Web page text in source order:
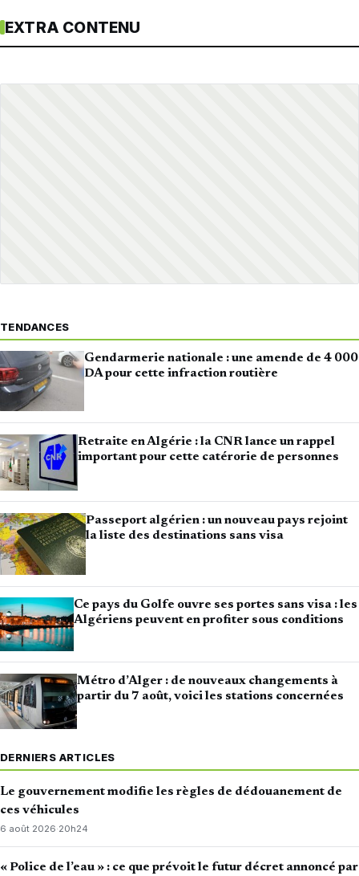
EXTRA CONTENU
TENDANCES
Gendarmerie nationale : une amende de 4 000
DA pour cette infraction routière
Retraite en Algérie : la CNR lance un rappel
important pour cette catérorie de personnes
Passeport algérien : un nouveau pays rejoint
la liste des destinations sans visa
Ce pays du Golfe ouvre ses portes sans visa : les
Algériens peuvent en profiter sous conditions
Métro d’Alger : de nouveaux changements à
partir du 7 août, voici les stations concernées
DERNIERS ARTICLES
Le gouvernement modifie les règles de dédouanement de
ces véhicules
6 août 2026·20h24
« Police de l’eau » : ce que prévoit le futur décret annoncé par